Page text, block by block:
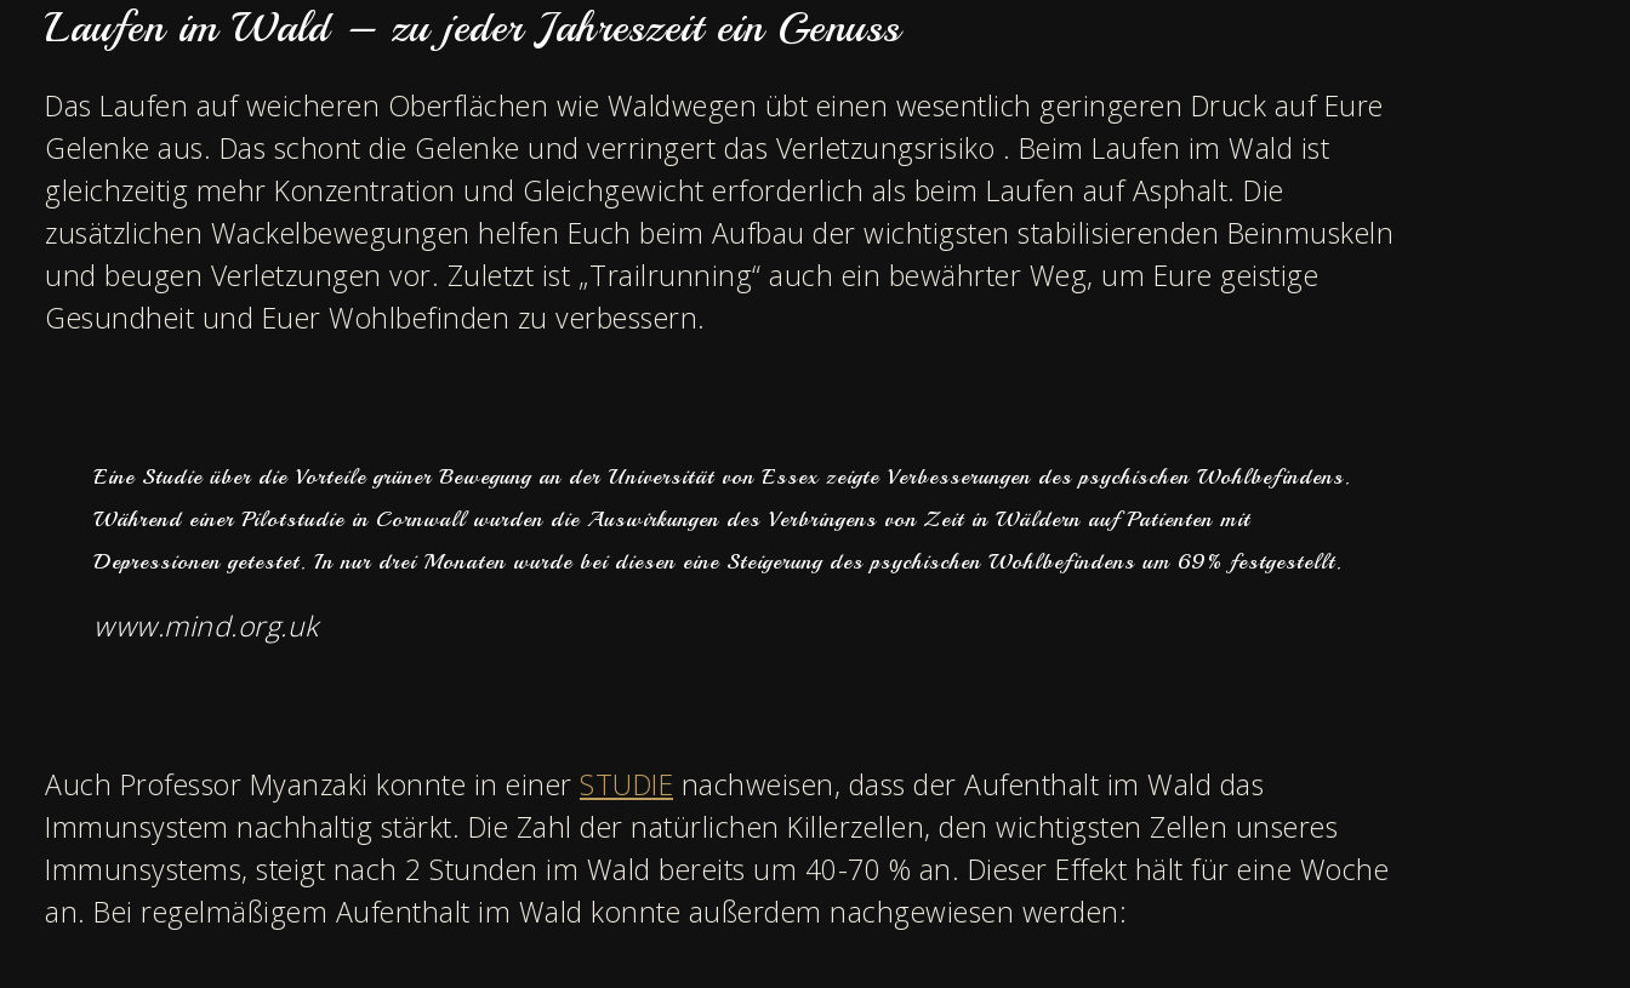
Laufen im Wald – zu jeder Jahreszeit ein Genuss
Das Laufen auf weicheren Oberflächen wie Waldwegen übt einen wesentlich geringeren Druck auf Eure
Gelenke aus. Das schont die Gelenke und verringert das Verletzungsrisiko . Beim Laufen im Wald ist
gleichzeitig mehr Konzentration und Gleichgewicht erforderlich als beim Laufen auf Asphalt. Die
zusätzlichen Wackelbewegungen helfen Euch beim Aufbau der wichtigsten stabilisierenden Beinmuskeln
und beugen Verletzungen vor. Zuletzt ist „Trailrunning“ auch ein bewährter Weg, um Eure geistige
Gesundheit und Euer Wohlbefinden zu verbessern.
Eine Studie über die Vorteile grüner Bewegung an der Universität von Essex zeigte Verbesserungen des psychischen Wohlbefindens.
Während einer Pilotstudie in Cornwall wurden die Auswirkungen des Verbringens von Zeit in Wäldern auf Patienten mit
Depressionen getestet. In nur drei Monaten wurde bei diesen eine Steigerung des psychischen Wohlbefindens um 69% festgestellt.
www.mind.org.uk
Auch Professor Myanzaki konnte in einer STUDIE nachweisen, dass der Aufenthalt im Wald das
Immunsystem nachhaltig stärkt. Die Zahl der natürlichen Killerzellen, den wichtigsten Zellen unseres
Immunsystems, steigt nach 2 Stunden im Wald bereits um 40-70 % an. Dieser Effekt hält für eine Woche
an. Bei regelmäßigem Aufenthalt im Wald konnte außerdem nachgewiesen werden: